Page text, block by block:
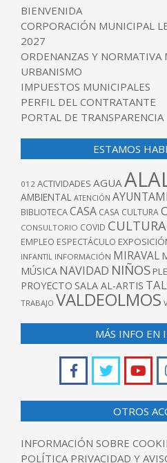
BIENVENIDA
CORPORACIÓN MUNICIPAL
2027
ORDENANZAS Y NORMATIVA
URBANISMO
IMPUESTOS MUNICIPALES
PERFIL DEL CONTRATANTE
PORTAL DE TRANSPARENCIA
ESTAMOS
012 ACTIVIDADES AGUA
AMBIENTAL ATENCIÓN
BIBLIOTECACASA CASA CULTURA
CONSULTORIO COVID CULTURA
EMPLEO ESPECTÁCULO
INFANTIL INFORMACIÓN MIRAVAL
MÚSICA NAVIDAD NIÑOS
PROYECTO SALA AL-ARTIS
TRABAJO VALDEOLMOS
MÁS INFO EN
OTROS
INFORMACIÓN SOBRE
POLÍTICA PRIVACIDAD Y